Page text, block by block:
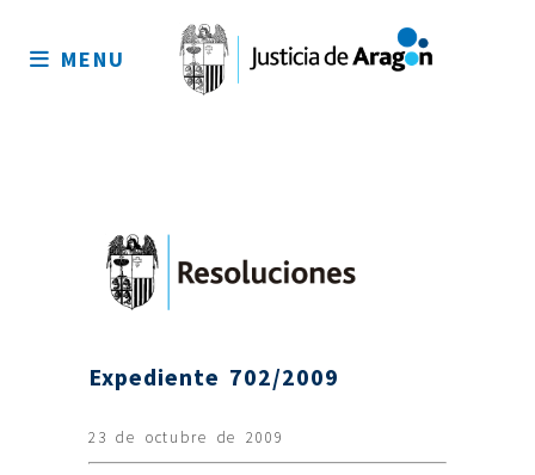
sitio
MENU
Expediente 702/2009
23 de octubre de 2009